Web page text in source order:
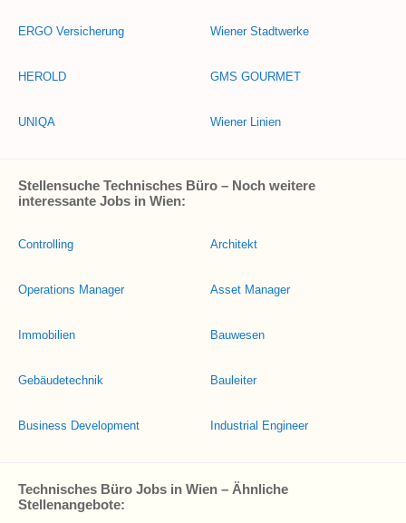
ERGO Versicherung
HEROLD
UNIQA
Wiener Stadtwerke
GMS GOURMET
Wiener Linien
Stellensuche Technisches Büro – Noch weitere
interessante Jobs in Wien:
Controlling
Operations Manager
Immobilien
Gebäudetechnik
Business Development
Architekt
Asset Manager
Bauwesen
Bauleiter
Industrial Engineer
Technisches Büro Jobs in Wien – Ähnliche
Stellenangebote: